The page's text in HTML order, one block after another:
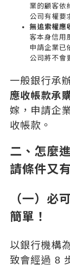
業的顧客依
公司有權要
無追索權
客本身信用
申請企業已
公司將不會
一般銀行承
應收帳款承
嫁，申請企
收帳款。
二、怎麼
請條件又
（一）必
簡單！
以銀行機構
致會經過 8